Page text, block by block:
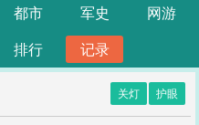
都市 军史
网游
排行 记录
关灯 护眼